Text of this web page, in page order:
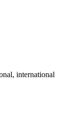
international